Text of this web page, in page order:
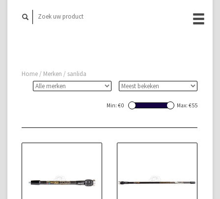
Home / Merken / sanlida
Min: €0 Max: €55